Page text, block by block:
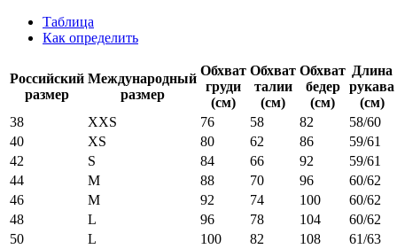
Таблица
Как определить
Российский
размер
Международный
размер
Обхват
груди
(см)
Обхват
талии
(см)
Обхват
бедер
(см)
Длина
рукава
(см)
38
XXS 76 58 82
58/60
40
XS 80 62 86
59/61
42
S 84 66 92
59/61
44
M 88 70 96
60/62
46
M 92 74 100
60/62
48
L 96 78 104
60/62
50
L 100 82 108
61/63